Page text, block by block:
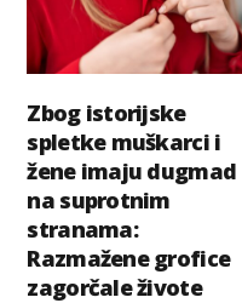
Zbog istorijske
spletke muškarci i
žene imaju dugmad
na suprotnim
stranama:
Razmažene grofice
zagorčale živote